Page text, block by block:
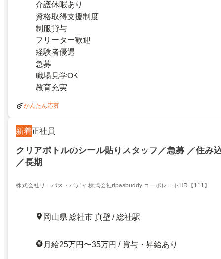
介護休暇あり
資格取得支援制度
制服貸与
フリーター歓迎
経験者優遇
急募
職場見学OK
教育充実
かんたん応募
新着正社員
クリアボトルのシール貼りスタッフ／急募 ／住み
／長期
株式会社リーパス・バディ 株式会社ripasbuddy コーポレートHR【111】
岡山県 総社市 真壁 / 総社駅
月給25万円〜35万円 / 賞与・昇給あり